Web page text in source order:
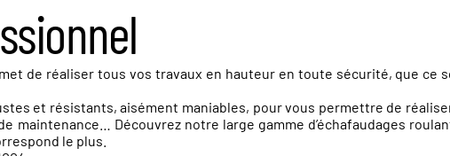
de réaliser tous vos travaux en hauteur en toute sécurité, que ce
et résistants, aisément maniables, pour vous permettre de
Découvrez notre large gamme d’échafaudages
le plus.